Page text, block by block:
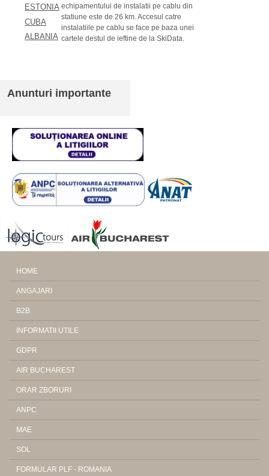
ESTONIA
CUBA
ALBANIA
echipamentului de instalatii pe cablu din
statiune este de 26 km. Accesul catre
instalatiile pe cablu se face pe baza unei
cartele destul de ieftine de la SkiData.
Anunturi importante
HOME
ANGAJARI
B2B
INFORMATII UTILE
GDPR
AIR BUCHAREST
ORAR ZBORURI
ANPC
MAE
SOL
FORMULAR PLF - ROMANIA